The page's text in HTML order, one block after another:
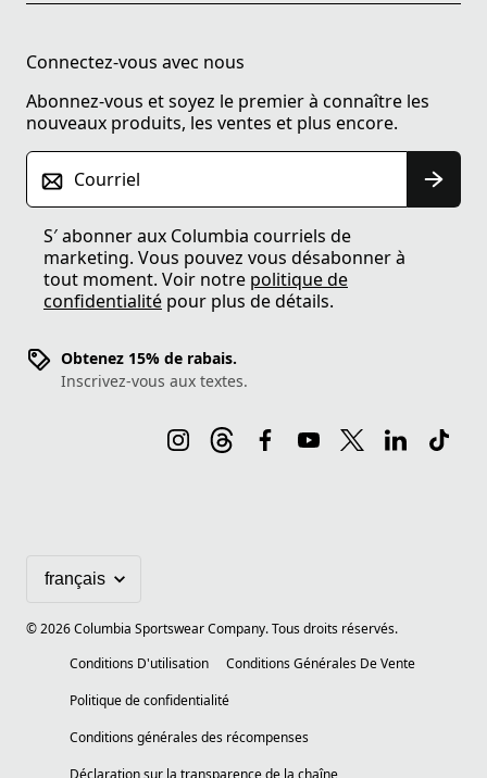
Connectez-vous avec nous
Abonnez-vous et soyez le premier à connaître les
nouveaux produits, les ventes et plus encore.
Courriel
S′ abonner aux Columbia courriels de
marketing. Vous pouvez vous désabonner à
tout moment. Voir notre politique de
confidentialité pour plus de détails.
Obtenez 15% de rabais.
Inscrivez-vous aux textes.
©2026Columbia Sportswear Company. Tous droits réservés.
Conditions D'utilisation
Conditions Générales De Vente
Politique de confidentialité
Conditions générales des récompenses
Déclaration sur la transparence de la chaîne